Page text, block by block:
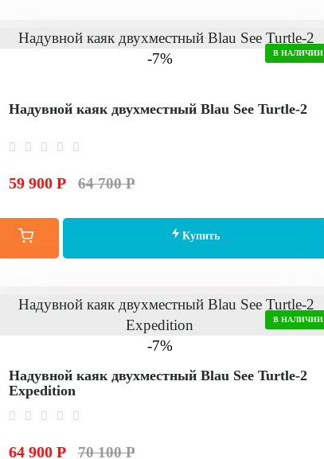
-7% В НАЛИЧИИ
Надувной каяк двухместный Blau See Turtle-2
59 900 Р 64 700 Р
Купить
-7%
В НАЛИЧИИ
Надувной каяк двухместный Blau See Turtle-2
Expedition
64 900 Р 70 100 Р